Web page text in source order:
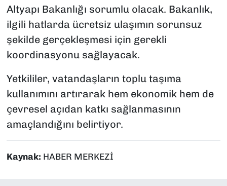
Altyapı Bakanlığı sorumlu olacak. Bakanlık,
ilgili hatlarda ücretsiz ulaşımın sorunsuz
şekilde gerçekleşmesi için gerekli
koordinasyonu sağlayacak.
Yetkililer, vatandaşların toplu taşıma
kullanımını artırarak hem ekonomik hem de
çevresel açıdan katkı sağlanmasının
amaçlandığını belirtiyor.
Kaynak: HABER MERKEZİ